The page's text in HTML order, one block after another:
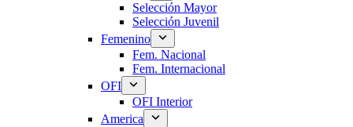
Selección Mayor
Selección Juvenil
Femenino
Fem. Nacional
Fem. Internacional
OFI
OFI Interior
America